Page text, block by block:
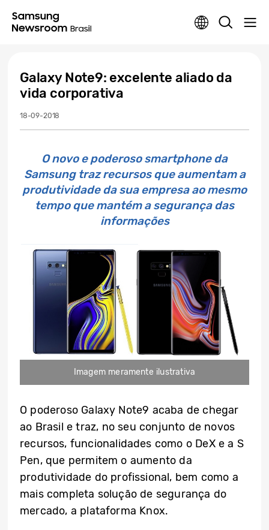
Galaxy Note9: excelente aliado da
vida corporativa
18-09-2018
O novo e poderoso smartphone da
Samsung traz recursos que aumentam a
produtividade da sua empresa ao mesmo
tempo que mantém a segurança das
informações
Imagem meramente ilustrativa
O poderoso Galaxy Note9 acaba de chegar
ao Brasil e traz, no seu conjunto de novos
recursos, funcionalidades como o DeX e a S
Pen, que permitem o aumento da
produtividade do profissional, bem como a
mais completa solução de segurança do
mercado, a plataforma Knox.